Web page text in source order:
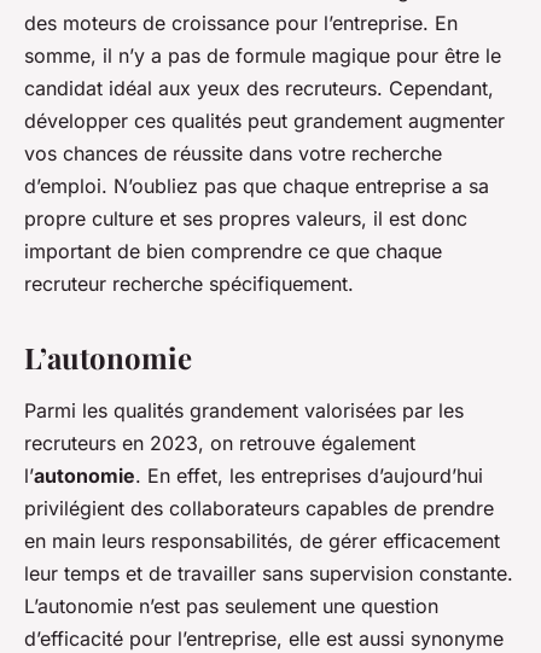
des moteurs de croissance pour l’entreprise. En
somme, il n’y a pas de formule magique pour être le
candidat idéal aux yeux des recruteurs. Cependant,
développer ces qualités peut grandement augmenter
vos chances de réussite dans votre recherche
d’emploi. N’oubliez pas que chaque entreprise a sa
propre culture et ses propres valeurs, il est donc
important de bien comprendre ce que chaque
recruteur recherche spécifiquement.
L’autonomie
Parmi les qualités grandement valorisées par les
recruteurs en 2023, on retrouve également
l’autonomie. En effet, les entreprises d’aujourd’hui
privilégient des collaborateurs capables de prendre
en main leurs responsabilités, de gérer efficacement
leur temps et de travailler sans supervision constante.
L’autonomie n’est pas seulement une question
d’efficacité pour l’entreprise, elle est aussi synonyme